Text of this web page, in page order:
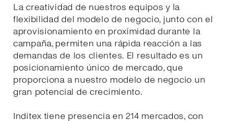
La creatividad de nuestros equipos y la
flexibilidad del modelo de negocio, junto con el
aprovisionamiento en proximidad durante la
campaña, permiten una rápida reacción a las
demandas de los clientes. El resultado es un
posicionamiento único de mercado, que
proporciona a nuestro modelo de negocio un
gran potencial de crecimiento.
Inditex tiene presencia en 214 mercados, con